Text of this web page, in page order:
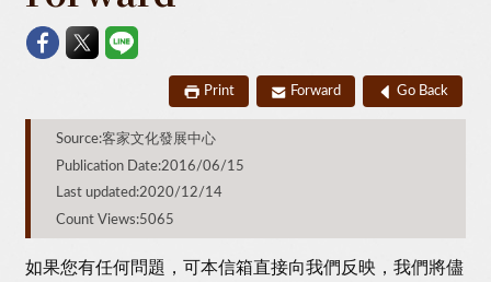
Print Forward Go Back
Source:客家文化發展中心
Publication Date:2016/06/15
Last updated:2020/12/14
Count Views:5065
如果您有任何問題，可本信箱直接向我們反映，我們將儘